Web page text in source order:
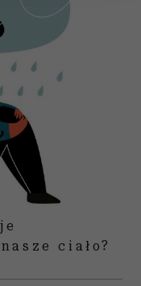
treści
i
o tym, jak
partnerom
z innymi danymi
podczas
ciało?